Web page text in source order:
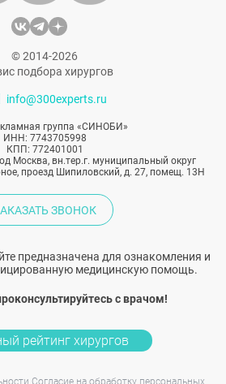
в период заживления. И
время роль пациента
значимой, чем работа
в операционной.
© 2014-2026
подбора хирургов
info@300experts.ru
группа «СИНОБИ»
ИНН: 7743705998
КПП: 772401001
Москва, вн.тер.г. муниципальный округ
проезд Шипиловский, д. 27, помещ. 13Н
ЗВОНОК
предназначена для ознакомления и
медицинскую помощь.
с врачом!
рейтинг хирургов
Согласие на обработку персональных